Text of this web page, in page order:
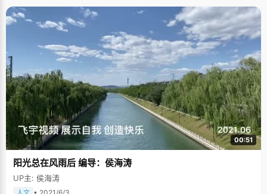
样，陈雄超一路平平常常的走到了北大。 陈雄超话不多，显得有些矜持，但
在随后的谈话中，他透露自己小时候也曾经有过不乖的经历。上小学的时
候，他跟四个男孩子关系特别好，还组成了一个小灰帮，灰是介于白与黑之
间的颜色，也就是说他们这个小团体不是特别坏爱捣蛋，但是也与循规蹈矩
沾不上边。他说那时候的生活特别丰富，每天大家一起玩，一起进一起出，
在班级上还是挺威风的。只是在其他男孩在在欺负小女孩的时候，他就在一
边看，充当加油助威的角色。 直到现在，陈雄超还对这段回忆记津津乐道，
他觉得这是他学习生活中最充实快乐的一段日子，虽然现在大家都各奔东西
了，但那分友谊仍然不变。 陈雄超喜欢足球，在高中的时候一直是球队的前
峰，"喜欢那种速度感，以及每次冲破对方球门时候那种痛快淋漓的感觉，喜
欢阿根廷队，他们的足球很纯粹、古典、漂亮，虽然足球场上没有绝对的公
平，但高考是最纯粹的球场，陈雄超成功的冲进北大的校园。 在北大的日子
一如既往的忙碌和充实，在这里，陈雄超将学得更多，看得更远，更广大的
球场任他驰骋。
了，对这个中国最高的学府特别向往，通过不断努力，林达真的实现了自己
的梦。 理科生的文理情节 虽然是理科生出身，但是林达最大的爱好确是读文
学类的书籍，他最喜欢的作家是村上春树。他印象中第一次特别认真的读一
本书是在初二的时候，一个很偶然的机会，他在书店看到了《海边的卡夫
卡》这本书，便立即被书的封面吸引。回到家之后，已经是傍晚的5、6
点。"我印象特别深，吃过饭之后大概是7点，一直看了四个多小时。这本书
的故事情节特别的引人入胜，一看下去就停不下来。"从这之后，他也陆陆续
续看了村上春树的很多书，比如《挪威的森林》和《1Q84》，除此之外，受
到了村上春树的影响，他还阅读了菲茨杰拉德的《了不起的盖茨比》。对于
阅读了这些书籍之后有哪些收获，林达这样告诉我们："这些书教会我如何去
思考问题，更根本的事情是如何去看待这个世界，这些是非常难以替代的作
用。" 当然了，作为一个理科生，林达自然在数学方面有独特的造诣，在他看
来数学是一门挺美的学科。"小的时候，我父亲给我推荐了一本书叫做《什么
是数学》，它从数学的起源讲起，把数学的本质展现给了大家，这本书让我
一直参加数学竞赛的动力。"除了受这本书影响，除此之外，林达的数学老师
他，他都会与我分享他最近看了哪些数学的著作，有了解哪些理论等等，他
对数学的这种热爱，真的很影响我。" 骑行去旅游 收获颇丰 林达以前非常喜
欢运动，他参加足球队，参加比赛；心情不好的时候最喜欢到操场去。然
而，现在当问起林达他最遗憾的事情是什么，他羞涩的笑了笑，"最遗憾的事
00:51
阳光总在风雨后 编导：侯海涛
UP主: 侯海涛